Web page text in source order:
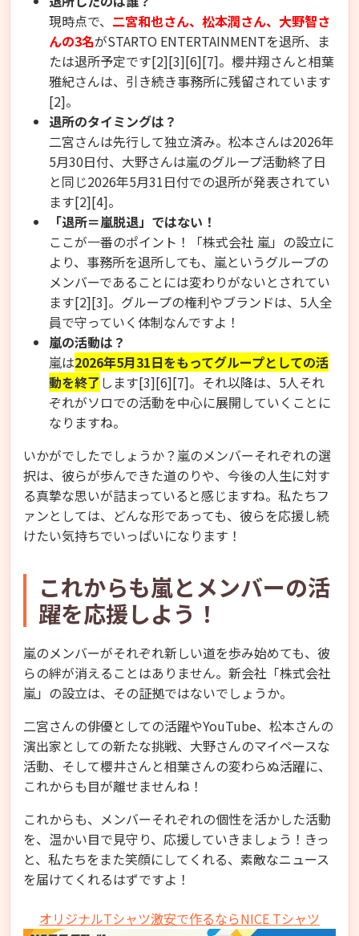
現時点で、 二宮和也さん、松本潤さん、大野智さ
んの3名がSTARTO ENTERTAINMENTを退所、ま
たは退所予定です[2][3][6][7]。櫻井翔さんと相葉
雅紀さんは、引き続き事務所に残留されています
[2]。
退所のタイミングは？
二宮さんは先行して独立済み。松本さんは2026年
5月30日付、大野さんは嵐のグループ活動終了日
と同じ2026年5月31日付での退所が発表されてい
ます[2][4]。
「退所＝嵐脱退」ではない！
ここが一番のポイント！「株式会社 嵐」の設立に
より、事務所を退所しても、嵐というグループの
メンバーであることには変わりがないとされてい
ます[2][3]。グループの権利やブランドは、5人全
員で守っていく体制なんですよ！
嵐の活動は？
嵐は2026年5月31日をもってグループとしての活
動を終了します[3][6][7]。それ以降は、5人それ
ぞれがソロでの活動を中心に展開していくことに
なりますね。
いかがでしたでしょうか？嵐のメンバーそれぞれの選
択は、彼らが歩んできた道のりや、今後の人生に対す
る真摯な思いが詰まっていると感じますね。私たちフ
ァンとしては、どんな形であっても、彼らを応援し続
けたい気持ちでいっぱいになります！
これからも嵐とメンバーの活
躍を応援しよう！
嵐のメンバーがそれぞれ新しい道を歩み始めても、彼
らの絆が消えることはありません。新会社「株式会社
嵐」の設立は、その証拠ではないでしょうか。
二宮さんの俳優としての活躍やYouTube、松本さんの
演出家としての新たな挑戦、大野さんのマイペースな
活動、そして櫻井さんと相葉さんの変わらぬ活躍に、
これからも目が離せませんね！
これからも、メンバーそれぞれの個性を活かした活動
を、温かい目で見守り、応援していきましょう！きっ
と、私たちをまた笑顔にしてくれる、素敵なニュース
を届けてくれるはずですよ！
オリジナルTシャツ激安で作るならNICE Tシャツ